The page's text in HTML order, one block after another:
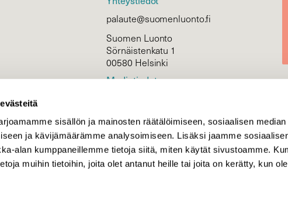
sisällön ja mainosten räätälöimiseen, sosiaalisen median
ja kävijämäärämme analysoimiseen. Lisäksi jaamme
alan kumppaneillemme tietoja siitä, miten käytät sivustoamme.
muihin tietoihin, joita olet antanut heille tai joita on kerätty, kun
palaute@suomenluonto.fi
Suomen Luonto
Sörnäistenkatu 1
00580 Helsinki
Mediatiedot
KIRJAUDU